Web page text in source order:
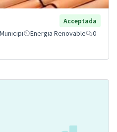
Acceptada
Municipi Energia Renovable
0